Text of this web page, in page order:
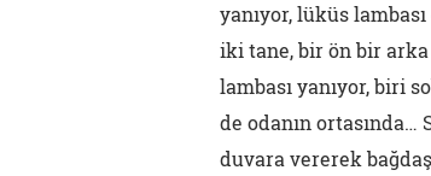
yanıyor, lüküs
iki tane, bir ön bir
lambası yanıyor, biri
de odanın ortasında…
duvara vererek